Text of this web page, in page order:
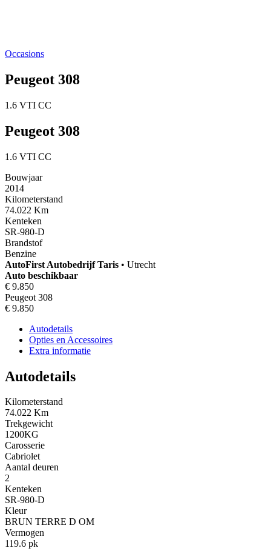
Occasions
Peugeot 308
1.6 VTI CC
Peugeot 308
1.6 VTI CC
Bouwjaar
2014
Kilometerstand
74.022 Km
Kenteken
SR-980-D
Brandstof
Benzine
AutoFirst Autobedrijf Taris • Utrecht
Auto beschikbaar
€ 9.850
Peugeot 308
€ 9.850
Autodetails
Opties en Accessoires
Extra informatie
Autodetails
Kilometerstand
74.022 Km
Trekgewicht
1200KG
Carosserie
Cabriolet
Aantal deuren
2
Kenteken
SR-980-D
Kleur
BRUN TERRE D OM
Vermogen
119.6 pk